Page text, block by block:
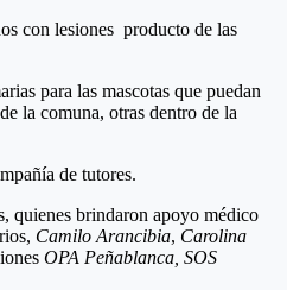
con lesiones producto de las
para las mascotas que puedan
la comuna, otras dentro de la
de tutores.
quienes brindaron apoyo médico
Camilo Arancibia, Carolina
OPA Peñablanca, SOS